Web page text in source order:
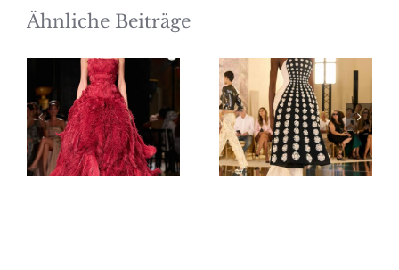
Ähnliche Beiträge
Elie Saab
Haute
Couture
Herbst/Winter
2026/27
Schiaparelli
Haute
Couture
Herbst/Winter
2026/27